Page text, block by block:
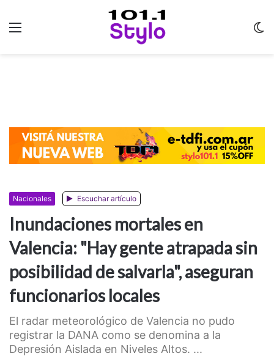
Nacionales Escuchar artículo
Inundaciones mortales en
Valencia: "Hay gente atrapada sin
posibilidad de salvarla", aseguran
funcionarios locales
El radar meteorológico de Valencia no pudo
registrar la DANA como se denomina a la
Depresión Aislada en Niveles Altos. ...